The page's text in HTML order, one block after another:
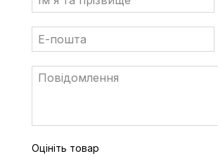
Оцініть товар